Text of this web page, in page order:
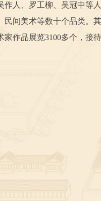
作人、罗工柳、吴冠中等
民间美术等数十个品类。
家作品展览3100多个，接